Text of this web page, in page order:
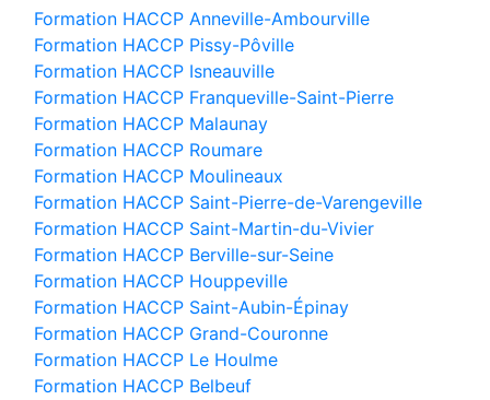
Formation HACCP Anneville-Ambourville
Formation HACCP Pissy-Pôville
Formation HACCP Isneauville
Formation HACCP Franqueville-Saint-Pierre
Formation HACCP Malaunay
Formation HACCP Roumare
Formation HACCP Moulineaux
Formation HACCP Saint-Pierre-de-Varengeville
Formation HACCP Saint-Martin-du-Vivier
Formation HACCP Berville-sur-Seine
Formation HACCP Houppeville
Formation HACCP Saint-Aubin-Épinay
Formation HACCP Grand-Couronne
Formation HACCP Le Houlme
Formation HACCP Belbeuf